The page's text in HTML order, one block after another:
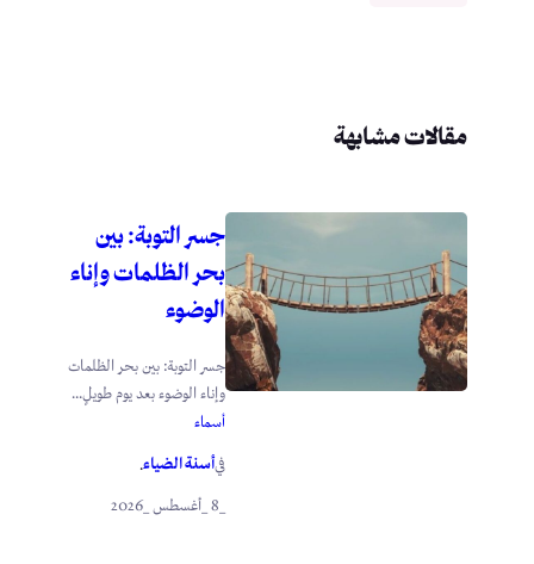
مقالات مشابهة
جسر التوبة: بين
بحر الظلمات وإناء
الوضوء
جسر التوبة: بين بحر الظلمات
وإناء الوضوء بعد يوم طويلٍ...
أسماء
فيأسنة الضياء.